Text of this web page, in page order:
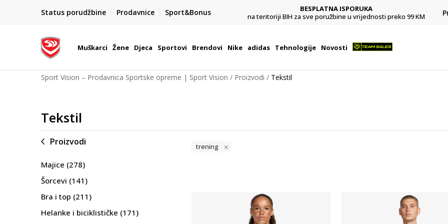
Status porudžbine Prodavnice Sport&Bonus
BESPLATNA ISPORUKA
na teritoriji BIH za sve poružbine u vrijednosti preko 99 KM
Platite karticom online i preuzmite u prodavnici po vašem
izboru
Muškarci Žene Djeca Sportovi Brendovi Nike adidas Tehnologije Novosti
Sport Vision – Prodavnica Sportske opreme | Sport Vision Proizvodi Tekstil
Tekstil
Proizvodi
Majice (278)
Šorcevi (141)
Bra i top (211)
Helanke i biciklističke (171)
trening